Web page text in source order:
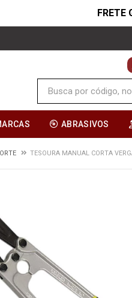
FRETE
ABRASIVOS
TESOURA MANUAL CORTA